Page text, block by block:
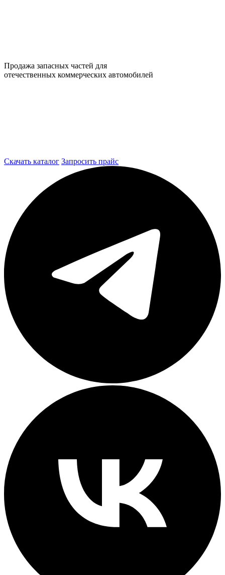
Продажа запасных частей для
отечественных коммерческих автомобилей
Скачать каталог Запросить прайс